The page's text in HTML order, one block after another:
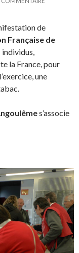
de
Française de
la France, pour
une
s’associe